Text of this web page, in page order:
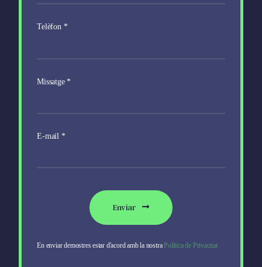
Telèfon *
Missatge *
E-mail *
Enviar
En enviar demostres estar d'acord amb la nostra Política de Privacitat